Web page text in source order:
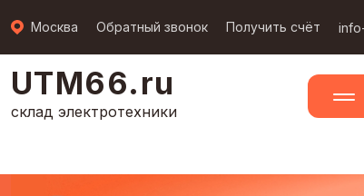
Москва Обратный звонок Получить счёт
UTM66.ru
склад электротехники